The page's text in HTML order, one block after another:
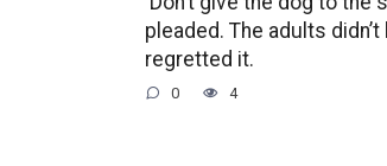
pleaded. The adults
regretted it.
0 4